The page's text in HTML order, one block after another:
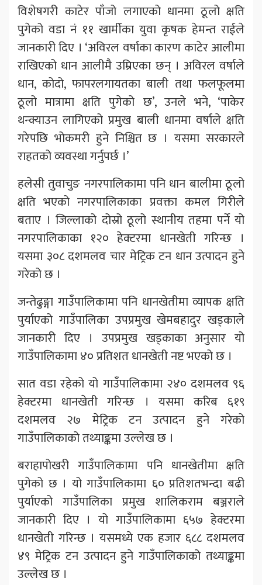
विशेषगरी काटेर पाँजो लगाएको धानमा ठूलो क्षति
पुगेको वडा नं ११ खार्मीका युवा कृषक हेमन्त राईले
जानकारी दिए । ‘अविरल वर्षाका कारण काटेर आलीमा
राखिएको धान आलीमै उम्रिएका छन् । अविरल वर्षाले
धान, कोदो, फापरलगायतका बाली तथा फलफूलमा
ठूलो मात्रामा क्षति पुगेको छ’, उनले भने, ‘पाकेर
थन्क्याउन लागिएको प्रमुख बाली धानमा वर्षाले क्षति
गरेपछि भोकमरी हुने निश्चित छ । यसमा सरकारले
राहतको व्यवस्था गर्नुपर्छ ।’
हलेसी तुवाचुङ नगरपालिकामा पनि धान बालीमा ठूलो
क्षति भएको नगरपालिकाका प्रवक्ता कमल गिरीले
बताए । जिल्लाको दोस्रो ठूलो स्थानीय तहमा पर्ने यो
नगरपालिकाका १२० हेक्टरमा धानखेती गरिन्छ ।
यसमा ३०८ दशमलव चार मेट्रिक टन धान उत्पादन हुने
गरेको छ ।
जन्तेढुङ्गा गाउँपालिकामा पनि धानखेतीमा व्यापक क्षति
पुर्याएको गाउँपालिका उपप्रमुख खेमबहादुर खड्काले
जानकारी दिए । उपप्रमुख खड्काका अनुसार यो
गाउँपालिकामा ४० प्रतिशत धानखेती नष्ट भएको छ ।
सात वडा रहेको यो गाउँपालिकामा २४० दशमलव ९६
हेक्टरमा धानखेती गरिन्छ । यसमा करिब ६१९
दशमलव २७ मेट्रिक टन उत्पादन हुने गरेको
गाउँपालिकाको तथ्याङ्कमा उल्लेख छ ।
बराहापोखरी गाउँपालिकामा पनि धानखेतीमा क्षति
पुगेको छ । यो गाउँपालिकामा ६० प्रतिशतभन्दा बढी
पुर्याएको गाउँपालिका प्रमुख शालिकराम बञ्जराले
जानकारी दिए । यो गाउँपालिकामा ६५७ हेक्टरमा
धानखेती गरिन्छ । यसमध्ये एक हजार ६८८ दशमलव
४९ मेट्रिक टन उत्पादन हुने गाउँपालिकाको तथ्याङ्कमा
उल्लेख छ ।